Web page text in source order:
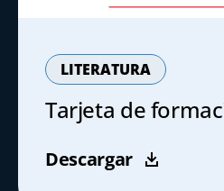
LITERATURA
Tarjeta de
Descargar